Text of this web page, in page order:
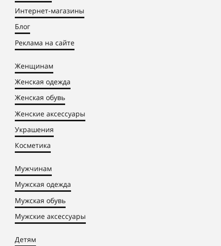
Интернет-магазины
Блог
Реклама на сайте
Женщинам
Женская одежда
Женская обувь
Женские аксессуары
Украшения
Косметика
Мужчинам
Мужская одежда
Мужская обувь
Мужские аксессуары
Детям